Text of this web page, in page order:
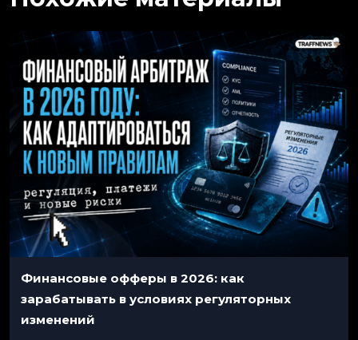
Финансовые офферы в 2026: как
зарабатывать в условиях регуляторных
изменений